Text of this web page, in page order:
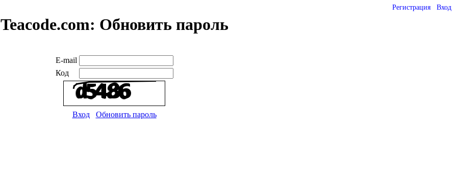
Регистрация Вход
Teacode.com: Обновить пароль
E-mail
Код
Вход Обновить пароль